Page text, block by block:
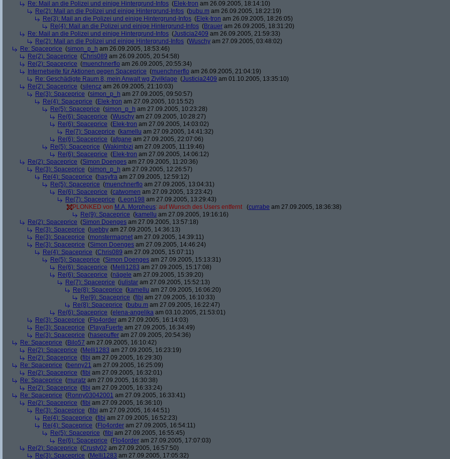
Re: Mail an die Polizei und einige Hintergrund-Infos (Elek-tron am 26.09.2005, 18:14:10)
Re(2): Mail an die Polizei und einige Hintergrund-Infos (bubu.m am 26.09.2005, 18:22:19)
Re(3): Mail an die Polizei und einige Hintergrund-Infos (Elek-tron am 26.09.2005, 18:26:05)
Re(4): Mail an die Polizei und einige Hintergrund-Infos (Brauer am 26.09.2005, 18:31:20)
Re: Mail an die Polizei und einige Hintergrund-Infos (Justicia2409 am 26.09.2005, 21:59:33)
Re(2): Mail an die Polizei und einige Hintergrund-Infos (Wuschy am 27.09.2005, 03:48:02)
Re: Spaceprice (simon_p_h am 26.09.2005, 18:53:46)
Re(2): Spaceprice (Chris089 am 26.09.2005, 20:54:58)
Re(2): Spaceprice (muenchnerflo am 26.09.2005, 20:55:34)
Internetseite für Aktionen gegen Spaceprice (muenchnerflo am 26.09.2005, 21:04:19)
Re: Geschädigte Raum 8, mein Anwalt wg Zivilklage (Justicia2409 am 01.10.2005, 13:35:10)
Re(2): Spaceprice (silencz am 26.09.2005, 21:10:03)
Re(3): Spaceprice (simon_p_h am 27.09.2005, 09:50:57)
Re(4): Spaceprice (Elek-tron am 27.09.2005, 10:15:52)
Re(5): Spaceprice (simon_p_h am 27.09.2005, 10:23:28)
Re(6): Spaceprice (Wuschy am 27.09.2005, 10:28:27)
Re(6): Spaceprice (Elek-tron am 27.09.2005, 14:03:02)
Re(7): Spaceprice (kamellu am 27.09.2005, 14:41:32)
Re(6): Spaceprice (afgane am 27.09.2005, 22:07:06)
Re(5): Spaceprice (Wakimbizi am 27.09.2005, 11:19:46)
Re(6): Spaceprice (Elek-tron am 27.09.2005, 14:06:12)
Re(2): Spaceprice (Simon Doenges am 27.09.2005, 11:20:36)
Re(3): Spaceprice (simon_p_h am 27.09.2005, 12:26:57)
Re(4): Spaceprice (hasyfra am 27.09.2005, 12:59:12)
Re(5): Spaceprice (muenchnerflo am 27.09.2005, 13:04:31)
Re(6): Spaceprice (catwomen am 27.09.2005, 13:23:42)
Re(7): Spaceprice (Leon198 am 27.09.2005, 13:29:43)
PLONKED von M.A. Morpheus: auf Wunsch des Users entfernt (currabe am 27.09.2005, 18:36:38)
Re(9): Spaceprice (kamellu am 27.09.2005, 19:16:16)
Re(2): Spaceprice (Simon Doenges am 27.09.2005, 13:57:18)
Re(3): Spaceprice ( luebby am 27.09.2005, 14:36:13)
Re(3): Spaceprice (monstermagnet am 27.09.2005, 14:39:11)
Re(3): Spaceprice (Simon Doenges am 27.09.2005, 14:46:24)
Re(4): Spaceprice (Chris089 am 27.09.2005, 15:07:11)
Re(5): Spaceprice (Simon Doenges am 27.09.2005, 15:13:31)
Re(6): Spaceprice (Melli1283 am 27.09.2005, 15:17:08)
Re(6): Spaceprice (nägele am 27.09.2005, 15:39:20)
Re(7): Spaceprice (julistar am 27.09.2005, 15:52:13)
Re(8): Spaceprice (kamellu am 27.09.2005, 16:06:20)
Re(9): Spaceprice (fibi am 27.09.2005, 16:10:33)
Re(8): Spaceprice (bubu.m am 27.09.2005, 16:22:47)
Re(6): Spaceprice (elena-angelika am 03.10.2005, 21:53:01)
Re(3): Spaceprice (Flo4order am 27.09.2005, 16:14:03)
Re(3): Spaceprice (PlayaFuerte am 27.09.2005, 16:34:49)
Re(3): Spaceprice (hasepuffer am 27.09.2005, 20:54:36)
Re: Spaceprice (Bilo57 am 27.09.2005, 16:10:42)
Re(2): Spaceprice (Melli1283 am 27.09.2005, 16:23:19)
Re(2): Spaceprice (fibi am 27.09.2005, 16:29:30)
Re: Spaceprice (benny21 am 27.09.2005, 16:25:09)
Re(2): Spaceprice (fibi am 27.09.2005, 16:32:01)
Re: Spaceprice (muratz am 27.09.2005, 16:30:38)
Re(2): Spaceprice (fibi am 27.09.2005, 16:33:24)
Re: Spaceprice (Ronny03042001 am 27.09.2005, 16:33:41)
Re(2): Spaceprice (fibi am 27.09.2005, 16:36:10)
Re(3): Spaceprice (fibi am 27.09.2005, 16:44:51)
Re(4): Spaceprice (fibi am 27.09.2005, 16:52:23)
Re(4): Spaceprice (Flo4order am 27.09.2005, 16:54:11)
Re(5): Spaceprice (fibi am 27.09.2005, 16:55:45)
Re(6): Spaceprice (Flo4order am 27.09.2005, 17:07:03)
Re(2): Spaceprice (Crusty02 am 27.09.2005, 16:57:50)
Re(3): Spaceprice (Melli1283 am 27.09.2005, 17:05:32)